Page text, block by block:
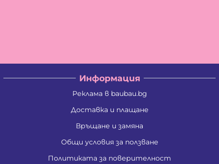
Информация
Реклама в baubau.bg
Доставка и плащане
Връщане и замяна
Общи условия за ползване
Политиката за поверителност